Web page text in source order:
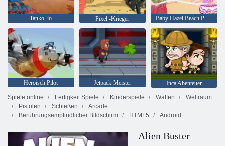
Tanko. io Pixel -Krieger Baby Hazel Beach Party
Heroisch Pilot Jetpack Meister
Inca Abenteuer
Spiele online
Fertigkeit Spiele Kinderspiele Waffen
Weltraum
Pistolen
Schießen
Arcade
Berührungsempfindlicher Bildschirm
HTML5 Android
Alien Buster